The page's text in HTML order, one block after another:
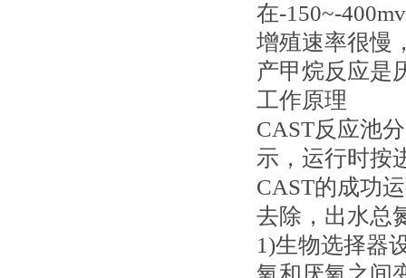
在-150~-
增殖速率很慢
产甲烷反应是
工作原理
CAST反应池
示，运行时按
CAST的成功
去除，出水总
1)生物选择器